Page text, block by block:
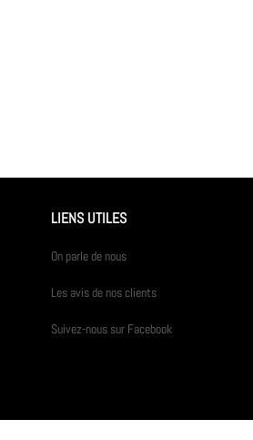
LIENS UTILES
On parle de nous
Les avis de nos clients
Suivez-nous sur Facebook